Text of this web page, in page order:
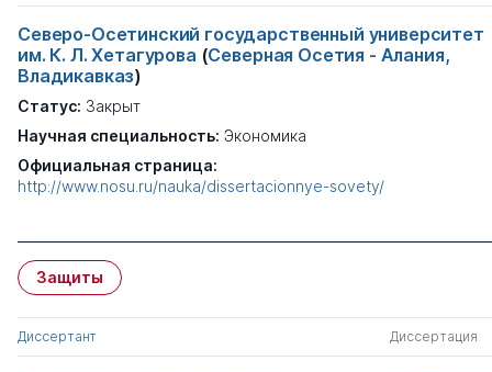
Северо-Осетинский государственный университет
им. К. Л. Хетагурова (Северная Осетия - Алания,
Владикавказ)
Статус: Закрыт
Научная специальность: Экономика
Официальная страница:
http://www.nosu.ru/nauka/dissertacionnye-sovety/
Защиты
Диссертант Диссертация